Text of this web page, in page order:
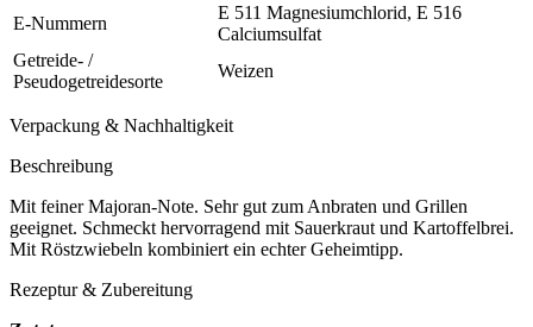
E-Nummern
E 511 Magnesiumchlorid, E 516
Calciumsulfat
Getreide- /
Pseudogetreidesorte
Weizen
Verpackung & Nachhaltigkeit
Beschreibung
Mit feiner Majoran-Note. Sehr gut zum Anbraten und Grillen
geeignet. Schmeckt hervorragend mit Sauerkraut und Kartoffelbrei.
Mit Röstzwiebeln kombiniert ein echter Geheimtipp.
Rezeptur & Zubereitung